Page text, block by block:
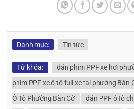
Danh mục: Tin tức
Từ khóa: dán phim PPF xe hơi
phim PPF xe ô tô full xe tại phường Bàn
Ô Tô Phường Bàn Cờ
dán PPF ô tô